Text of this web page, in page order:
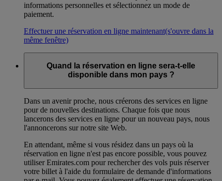
informations personnelles et sélectionnez un mode de
paiement.
Effectuer une réservation en ligne maintenant(s'ouvre dans la
même fenêtre)
Quand la réservation en ligne sera-t-elle
disponible dans mon pays ?
Dans un avenir proche, nous créerons des services en ligne
pour de nouvelles destinations. Chaque fois que nous
lancerons des services en ligne pour un nouveau pays, nous
l'annoncerons sur notre site Web.
En attendant, même si vous résidez dans un pays où la
réservation en ligne n'est pas encore possible, vous pouvez
utiliser Emirates.com pour rechercher des vols puis réserver
votre billet à l'aide du formulaire de demande d'informations